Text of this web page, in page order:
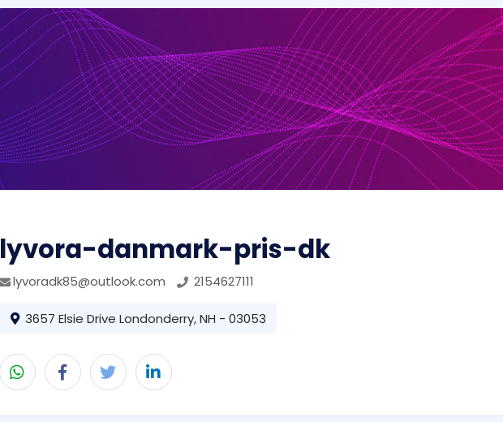
lyvora-danmark-pris-dk
lyvoradk85@outlook.com 2154627111
3657 Elsie Drive Londonderry, NH - 03053